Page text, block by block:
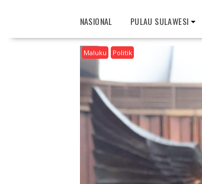
NASIONAL PULAU SULAWESI
Maluku Politik